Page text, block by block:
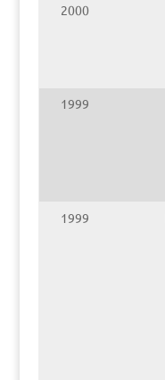
2000
1999
1999